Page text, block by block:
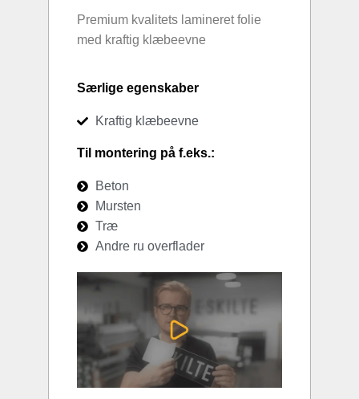
Premium kvalitets lamineret folie
med kraftig klæbeevne
Særlige egenskaber
Kraftig klæbeevne
Til montering på f.eks.:
Beton
Mursten
Træ
Andre ru overflader